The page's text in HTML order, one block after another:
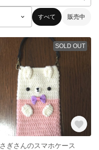
すべて 販売中
SOLD OUT
ぎさんのスマホケース